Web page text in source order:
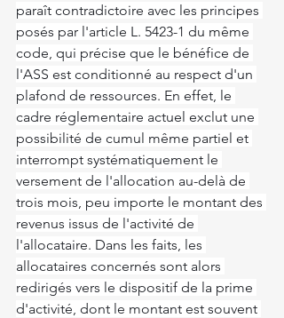
paraît contradictoire avec les principes
posés par l'article L. 5423-1 du même
code, qui précise que le bénéfice de
l'ASS est conditionné au respect d'un
plafond de ressources. En effet, le
cadre réglementaire actuel exclut une
possibilité de cumul même partiel et
interrompt systématiquement le
versement de l'allocation au-delà de
trois mois, peu importe le montant des
revenus issus de l'activité de
l'allocataire. Dans les faits, les
allocataires concernés sont alors
redirigés vers le dispositif de la prime
d'activité, dont le montant est souvent